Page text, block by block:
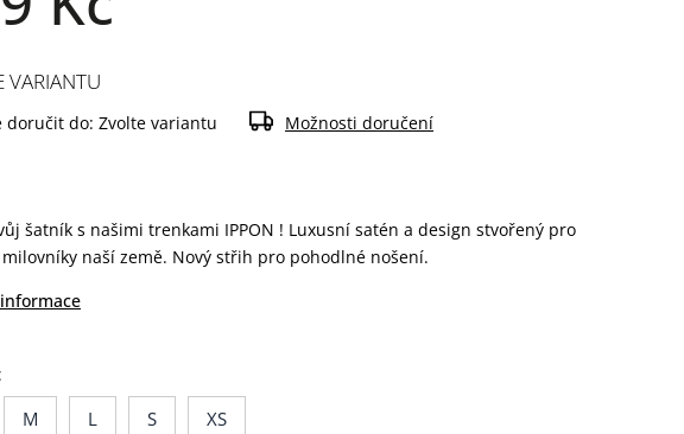
šatník s našimi trenkami IPPON ! Luxusní satén a design stvořený pro
naší země. Nový střih pro pohodlné nošení.
M L S XS
VARIANTU
doručit do: Zvolte variantu Možnosti doručení